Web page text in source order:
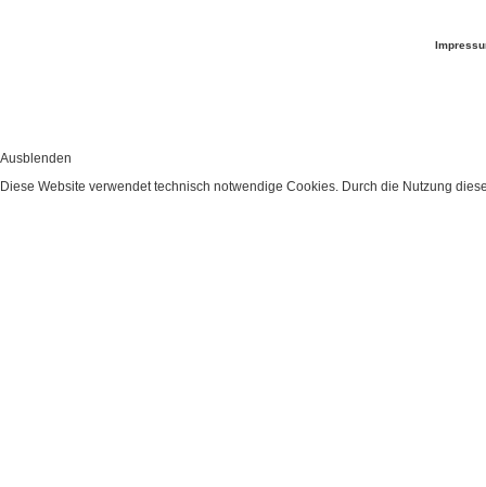
Ausblenden
Diese Website verwendet technisch notwendige Cookies. Durch die Nutzung